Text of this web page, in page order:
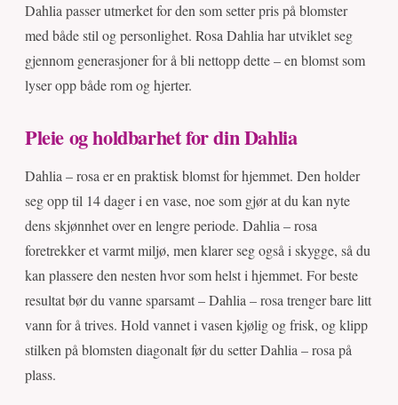
Dahlia passer utmerket for den som setter pris på blomster
med både stil og personlighet. Rosa Dahlia har utviklet seg
gjennom generasjoner for å bli nettopp dette – en blomst som
lyser opp både rom og hjerter.
Pleie og holdbarhet for din Dahlia
Dahlia – rosa er en praktisk blomst for hjemmet. Den holder
seg opp til 14 dager i en vase, noe som gjør at du kan nyte
dens skjønnhet over en lengre periode. Dahlia – rosa
foretrekker et varmt miljø, men klarer seg også i skygge, så du
kan plassere den nesten hvor som helst i hjemmet. For beste
resultat bør du vanne sparsamt – Dahlia – rosa trenger bare litt
vann for å trives. Hold vannet i vasen kjølig og frisk, og klipp
stilken på blomsten diagonalt før du setter Dahlia – rosa på
plass.